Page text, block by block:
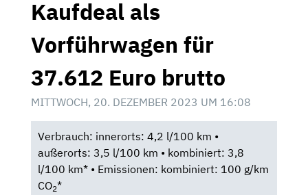
Kaufdeal als
Vorführwagen für
37.612 Euro brutto
MITTWOCH, 20. DEZEMBER 2023 UM 16:08
Verbrauch: innerorts: 4,2 l/100 km •
außerorts: 3,5 l/100 km • kombiniert: 3,8
l/100 km* • Emissionen: kombiniert: 100 g/km
CO2*